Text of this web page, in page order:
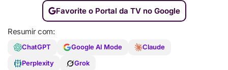
Favorite o Portal da TV no Google
Resumir com:
ChatGPT Google AI Mode
Claude
Perplexity
Grok